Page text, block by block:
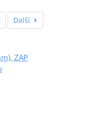
Další
ZAP